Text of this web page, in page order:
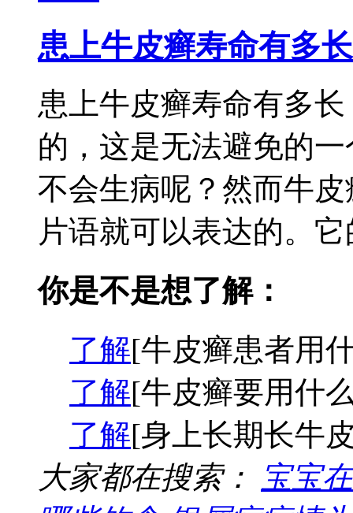
患上牛皮癣寿命有多长
患上牛皮癣寿命有多
的，这是无法避免的
不会生病呢？然而牛
片语就可以表达的。
你是不是想了解：
了解[牛皮癣患者用
了解[牛皮癣要用什
了解[身上长期长牛
大家都在搜索：
宝宝